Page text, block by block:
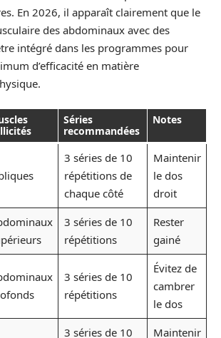
En 2026, il apparaît clairement que le
des abdominaux avec des
intégré dans les programmes pour
d’efficacité en matière
Séries
recommandées
Notes
3 séries de 10
répétitions de
chaque côté
Maintenir
le dos
droit
3 séries de 10
répétitions
Rester
gainé
3 séries de 10
répétitions
Évitez de
cambrer
le dos
3 séries de 10
Maintenir